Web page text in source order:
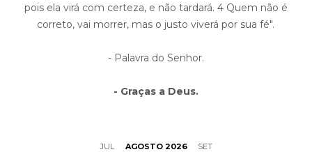
pois ela virá com certeza, e não tardará. 4 Quem não é
correto, vai morrer, mas o justo viverá por sua fé".
- Palavra do Senhor.
- Graças a Deus.
JUL AGOSTO 2026 SET